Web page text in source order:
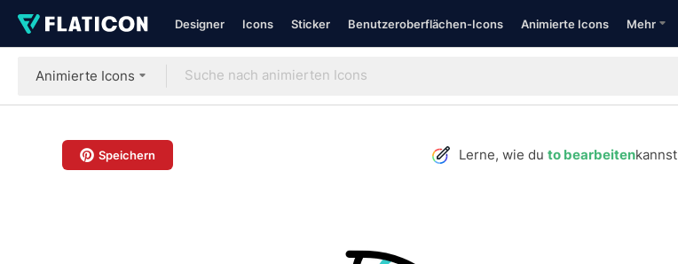
Designer Icons Sticker Benutzeroberflächen-Icons Animierte Icons Mehr
Animierte Icons
Speichern Lerne, wie du to bearbeitenkannst